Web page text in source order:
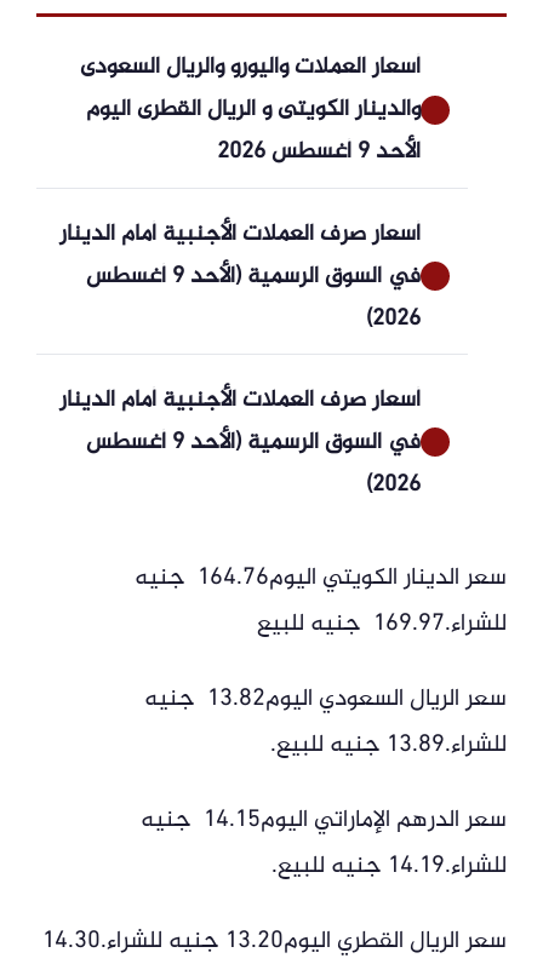
أسعار العملات واليورو والريال السعودى
والدينار الكويتى و الريال القطرى اليوم
الأحد 9 أغسطس 2026
أسعار صرف العملات الأجنبية أمام الدينار
في السوق الرسمية (الأحد 9 أغسطس
2026)
أسعار صرف العملات الأجنبية أمام الدينار
في السوق الرسمية (الأحد 9 أغسطس
2026)
سعر الدينار الكويتي اليوم164.76 جنيه
للشراء.169.97 جنيه للبيع‏‎
سعر الريال السعودي اليوم13.82 جنيه
للشراء.13.89 جنيه للبيع.‏‎
سعر الدرهم الإماراتي اليوم14.15 جنيه
للشراء.14.19 جنيه للبيع.‏‎
سعر الريال القطري اليوم13.20 جنيه للشراء.14.30